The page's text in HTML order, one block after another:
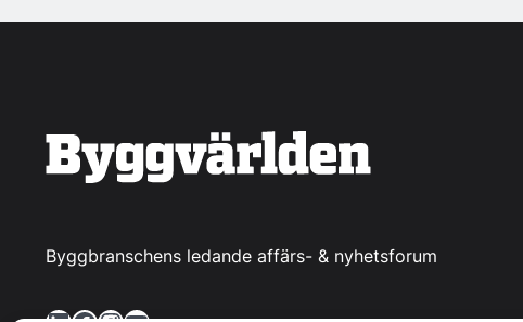
Byggbranschens ledande affärs- & nyhetsforum
Facebook InstagramYouTube